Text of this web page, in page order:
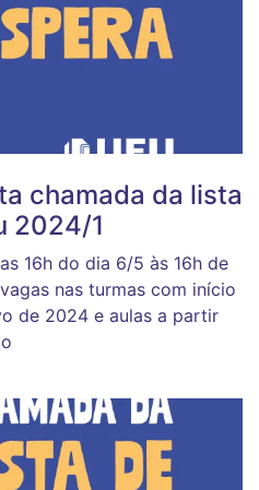
chamada da lista
2024/1
16h do dia 6/5 às 16h de
nas turmas com início
de 2024 e aulas a partir